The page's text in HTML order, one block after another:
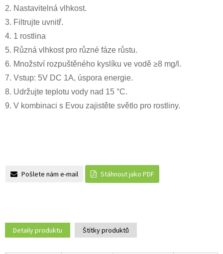
2. Nastavitelná vlhkost.
3. Filtrujte uvnitř.
4. 1 rostlina
5. Různá vlhkost pro různé fáze růstu.
6. Množství rozpuštěného kyslíku ve vodě ≥8 mg/l.
7. Vstup: 5V DC 1A, úspora energie.
8. Udržujte teplotu vody nad 15 °C.
9. V kombinaci s Evou zajistěte světlo pro rostliny.
Pošlete nám e-mail Stáhnout jako PDF
Detaily produktu Štítky produktů